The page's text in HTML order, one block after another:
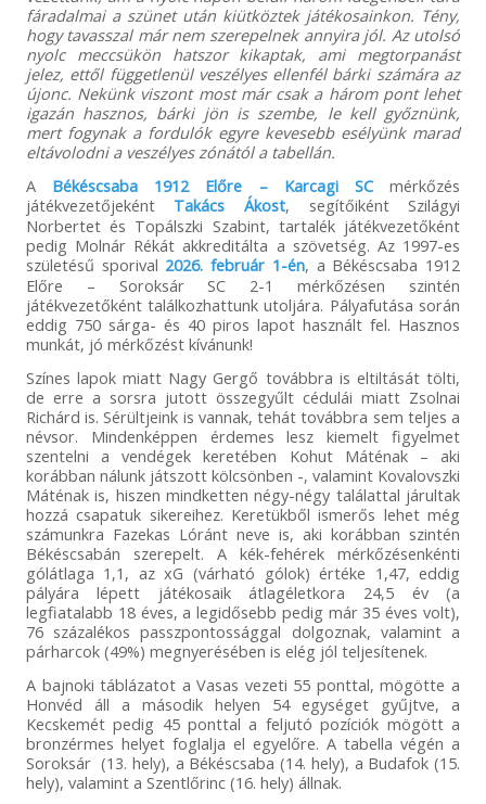
fáradalmai a szünet után kiütköztek játékosainkon. Tény,
hogy tavasszal már nem szerepelnek annyira jól. Az utolsó
nyolc meccsükön hatszor kikaptak, ami megtorpanást
jelez, ettől függetlenül veszélyes ellenfél bárki számára az
újonc. Nekünk viszont most már csak a három pont lehet
igazán hasznos, bárki jön is szembe, le kell győznünk,
mert fogynak a fordulók egyre kevesebb esélyünk marad
eltávolodni a veszélyes zónától a tabellán.
A Békéscsaba 1912 Előre – Karcagi SC
mérkőzés
játékvezetőjeként Takács Ákost, segítőiként Szilágyi
Norbertet és Topálszki Szabint, tartalék játékvezetőként
pedig Molnár Rékát akkreditálta a szövetség. Az 1997-es
születésű sporival 2026. február 1-én, a Békéscsaba 1912
Előre – Soroksár SC 2-1 mérkőzésen szintén
játékvezetőként találkozhattunk utoljára. Pályafutása során
eddig 750 sárga- és 40 piros lapot használt fel. Hasznos
munkát, jó mérkőzést kívánunk!
Színes lapok miatt Nagy Gergő továbbra is eltiltását tölti,
de erre a sorsra jutott összegyűlt cédulái miatt Zsolnai
Richárd is. Sérültjeink is vannak, tehát továbbra sem teljes a
névsor. Mindenképpen érdemes lesz kiemelt figyelmet
szentelni a vendégek keretében Kohut Máténak – aki
korábban nálunk játszott kölcsönben -, valamint Kovalovszki
Máténak is, hiszen mindketten négy-négy találattal járultak
hozzá csapatuk sikereihez. Keretükből ismerős lehet még
számunkra Fazekas Lóránt neve is, aki korábban szintén
Békéscsabán szerepelt. A kék-fehérek mérkőzésenkénti
gólátlaga 1,1, az xG (várható gólok) értéke 1,47, eddig
pályára lépett játékosaik átlagéletkora 24,5 év (a
legfiatalabb 18 éves, a legidősebb pedig már 35 éves volt),
76 százalékos passzpontossággal dolgoznak, valamint a
párharcok (49%) megnyerésében is elég jól teljesítenek.
A bajnoki táblázatot a Vasas vezeti 55 ponttal, mögötte a
Honvéd áll a második helyen 54 egységet gyűjtve, a
Kecskemét pedig 45 ponttal a feljutó pozíciók mögött a
bronzérmes helyet foglalja el egyelőre. A tabella végén a
Soroksár (13. hely), a Békéscsaba (14. hely), a Budafok (15.
hely), valamint a Szentlőrinc (16. hely) állnak.